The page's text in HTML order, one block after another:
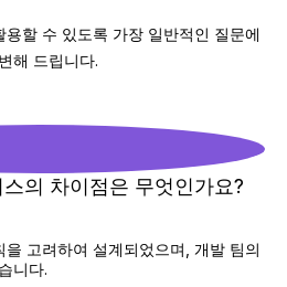
할 수 있도록 가장 일반적인 질문에
해 드립니다.
의 차이점은 무엇인가요?
고려하여 설계되었으며, 개발 팀의
니다.